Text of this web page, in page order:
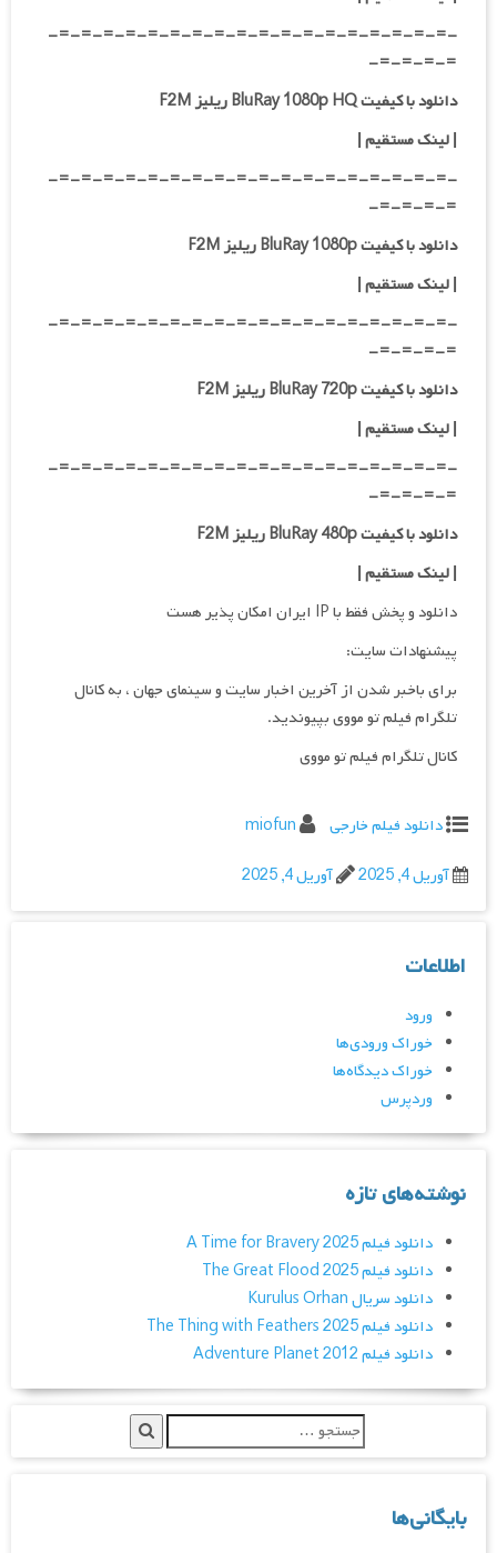
-=-=-=-=-=-=-=-=-=-=-=-=-=-=-=-=-=-=-
=-=-=-=-
دانلود با کیفیت BluRay 1080p HQ ریلیز F2M
|لینک مستقیم|
-=-=-=-=-=-=-=-=-=-=-=-=-=-=-=-=-=-=-
=-=-=-=-
دانلود با کیفیت BluRay 1080p ریلیز F2M
|لینک مستقیم|
-=-=-=-=-=-=-=-=-=-=-=-=-=-=-=-=-=-=-
=-=-=-=-
دانلود با کیفیت BluRay 720p ریلیز F2M
| لینک مستقیم|
-=-=-=-=-=-=-=-=-=-=-=-=-=-=-=-=-=-=-
=-=-=-=-
دانلود با کیفیت BluRay 480p ریلیز F2M
| لینک مستقیم|
دانلود و پخش فقط با IP ایران امکان پذیر هست
پیشنهادات سایت:
برای باخبر شدن از آخرین اخبار سایت و سینمای جهان ، به کانال
تلگرام فیلم تو مووی بپیوندید.
کانال تلگرام فیلم تو مووی
دانلود فیلم خارجی
miofun
آوریل 4, 2025
آوریل 4, 2025
اطلاعات
ورود
خوراک ورودی‌ها
خوراک دیدگاه‌ها
وردپرس
نوشته‌های تازه
دانلود فیلم A Time for Bravery 2025
دانلود فیلم The Great Flood 2025
دانلود سریال Kurulus Orhan
دانلود فیلم The Thing with Feathers 2025
دانلود فیلم Adventure Planet 2012
بایگانی‌ها